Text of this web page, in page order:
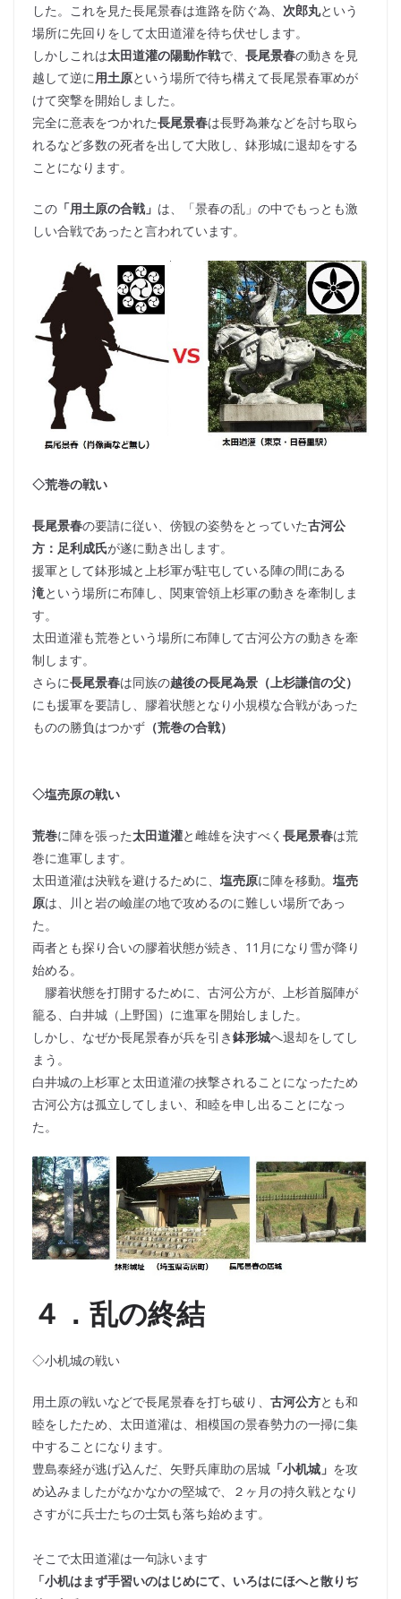
した。これを見た長尾景春は進路を防ぐ為、 次郎丸という
場所に先回りをして太田道灌を待ち伏せします。
しかしこれは太田道灌の陽動作戦で、 長尾景春の動きを見
越して逆に用土原という場所で待ち構えて長尾景春軍めが
けて突撃を開始しました。
完全に意表をつかれた長尾景春は長野為兼などを討ち取ら
れるなど多数の死者を出して大敗し、鉢形城に退却をする
ことになります。
この 「用土原の合戦」 は、「景春の乱」の中でもっとも激
しい合戦であったと言われています。
◇荒巻の戦い
長尾景春の要請に従い、傍観の姿勢をとっていた古河公
方：足利成氏が遂に動き出します。
援軍として鉢形城と上杉軍が駐屯している陣の間にある
滝という場所に布陣し、関東管領上杉軍の動きを牽制しま
す。
太田道灌も荒巻という場所に布陣して古河公方の動きを牽
制します。
さらに長尾景春は同族の越後の長尾為景（上杉謙信の父）
にも援軍を要請し、膠着状態となり小規模な合戦があった
ものの勝負はつかず （荒巻の合戦）
◇塩売原の戦い
荒巻に陣を張った太田道灌と雌雄を決すべく 長尾景春は荒
巻に進軍します。
太田道灌は決戦を避けるために、 塩売原に陣を移動。 塩売
原は、川と岩の嶮崖の地で攻めるのに難しい場所であっ
た。
両者とも探り合いの膠着状態が続き、11月になり雪が降り
始める。
膠着状態を打開するために、古河公方が、上杉首脳陣が
籠る、白井城（上野国）に進軍を開始しました。
しかし、なぜか長尾景春が兵を引き鉢形城へ退却をしてし
まう。
白井城の上杉軍と太田道灌の挟撃されることになったため
古河公方は孤立してしまい、和睦を申し出ることになっ
た。
４．乱の終結
◇小机城の戦い
用土原の戦いなどで長尾景春を打ち破り、 古河公方とも和
睦をしたため、太田道灌は、相模国の景春勢力の一掃に集
中することになります。
豊島泰経が逃げ込んだ、矢野兵庫助の居城 「小机城」 を攻
め込みましたがなかなかの堅城で、２ヶ月の持久戦となり
さすがに兵士たちの士気も落ち始めます。
そこで太田道灌は一句詠います
「小机はまず手習いのはじめにて、いろはにほへと散りぢ